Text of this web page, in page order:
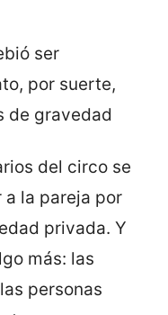
ser
por suerte,
de gravedad
del circo se
a la pareja por
privada. Y
más: las
personas